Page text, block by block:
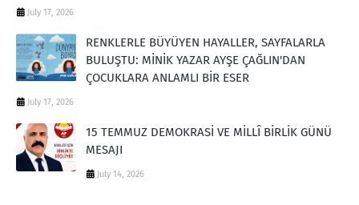
July 17, 2026
RENKLERLE BÜYÜYEN HAYALLER, SAYFALARLA
BULUŞTU: MİNİK YAZAR AYŞE ÇAĞLIN'DAN
ÇOCUKLARA ANLAMLI BİR ESER
July 17, 2026
15 TEMMUZ DEMOKRASİ VE MİLLÎ BİRLİK GÜNÜ
MESAJI
July 14, 2026